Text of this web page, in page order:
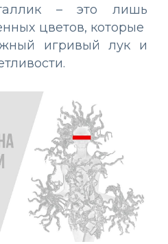
– это лишь
цветов, которые
игривый лук и